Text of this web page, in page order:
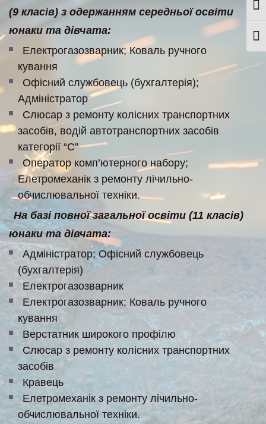
(9 класів) з одержанням середньої освіти
юнаки та дівчата:
Електрогазозварник; Коваль ручного
кування
Офісний службовець (бухгалтерія);
Адміністратор
Слюсар з ремонту колісних транспортних
засобів, водій автотранспортних засобів
категорії “С”
Оператор комп’ютерного набору;
Елетромеханік з ремонту лічильно-
обчислювальної техніки.
На базі повної загальної освіти (11 класів)
юнаки та дівчата:
Адміністратор; Офісний службовець
(бухгалтерія)
Електрогазозварник
Електрогазозварник; Коваль ручного
кування
Верстатник широкого профілю
Слюсар з ремонту колісних транспортних
засобів
Кравець
Елетромеханік з ремонту лічильно-
обчислювальної техніки.